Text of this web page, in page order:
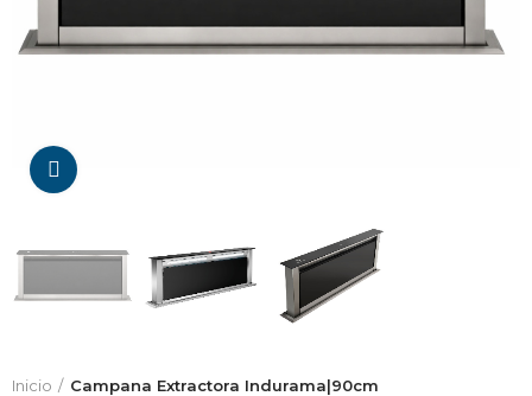
Inicio Campana Extractora Indurama|90cm